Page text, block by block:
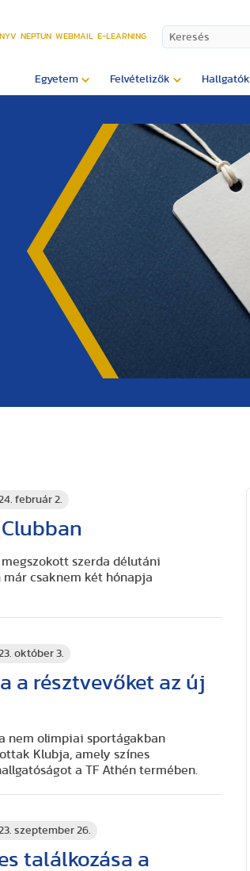
NEPTUN WEBMAIL E-LEARNING
Egyetem Felvételizők Hallgatók
február 2.
szerda délutáni
csaknem két hónapja
október 3.
a résztvevőket az új
nem olimpiai sportágakban
Klubja, amely színes
a TF Athén termében.
szeptember 26.
találkozása a